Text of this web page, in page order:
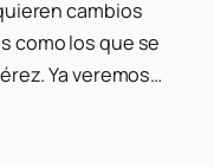
cambios
como los que se
Ya veremos…